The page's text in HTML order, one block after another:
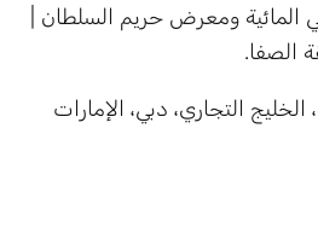
المائية ومعرض حريم السلطان |
الصفا.
التجاري، دبي، الإمارات